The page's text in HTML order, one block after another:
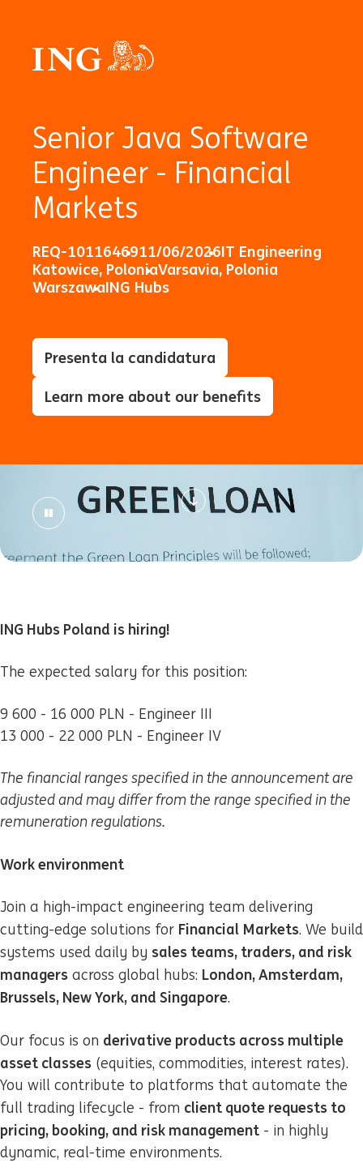
Senior Java Software
Engineer - Financial
Markets
REQ-1011646911/06/2026IT Engineering
Katowice, PoloniaVarsavia, Polonia
WarszawaING Hubs
Presenta la candidatura
Learn more about our benefits
ING Hubs Poland is hiring!
The expected salary for this position:
9 600 - 16 000 PLN - Engineer III
13 000 - 22 000 PLN - Engineer IV
The financial ranges specified in the announcement are
adjusted and may differ from the range specified in the
remuneration regulations.
Work environment
Join a high-impact engineering team delivering
cutting-edge solutions for Financial Markets. We build
systems used daily by sales teams, traders, and risk
managers across global hubs: London, Amsterdam,
Brussels, New York, and Singapore.
Our focus is on derivative products across multiple
asset classes (equities, commodities, interest rates).
You will contribute to platforms that automate the
full trading lifecycle - from client quote requests to
pricing, booking, and risk management - in highly
dynamic, real-time environments.